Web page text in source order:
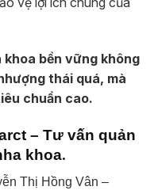
bền vững không
thái quá, mà
chuẩn cao.
– Tư vấn quản
khoa.
Thị Hồng Vân –